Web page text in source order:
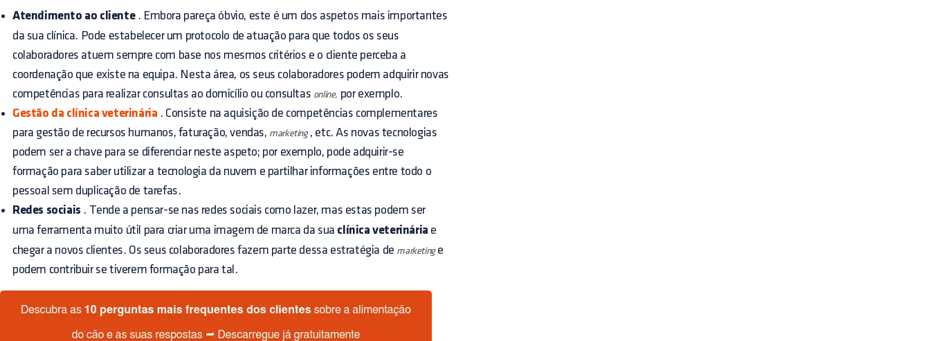
Atendimento ao cliente. Embora pareça óbvio, este é um dos aspetos mais importantes
da sua clínica. Pode estabelecer um protocolo de atuação para que todos os seus
colaboradores atuem sempre com base nos mesmos critérios e o cliente perceba a
coordenação que existe na equipa. Nesta área, os seus colaboradores podem adquirir novas
competências para realizar consultas ao domicílio ou consultas online, por exemplo.
Gestão da clínica veterinária . Consiste na aquisição de competências complementares
para gestão de recursos humanos, faturação, vendas, marketing, etc. As novas tecnologias
podem ser a chave para se diferenciar neste aspeto; por exemplo, pode adquirir-se
formação para saber utilizar a tecnologia da nuvem e partilhar informações entre todo o
pessoal sem duplicação de tarefas.
Redes sociais . Tende a pensar-se nas redes sociais como lazer, mas estas podem ser
uma ferramenta muito útil para criar uma imagem de marca da sua clínica veterinária e
chegar a novos clientes. Os seus colaboradores fazem parte dessa estratégia de marketinge
podem contribuir se tiverem formação para tal.